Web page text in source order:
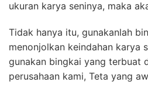
ukuran karya seninya, maka
Tidak hanya itu, gunakanlah
menonjolkan keindahan karya
gunakan bingkai yang terbuat
perusahaan kami, Teta yang